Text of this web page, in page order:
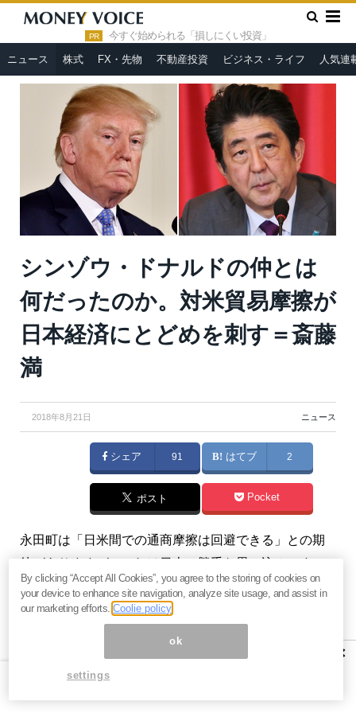
PR 今すぐ始められる「損しにくい投資」
ニュース 株式 FX・先物 不動産投資 ビジネス・ライフ 人気連
HOME » ニュース »
シンゾウ・ドナルドの仲とは何だったの
か。対米貿易摩擦が日本経済にとどめを刺す＝斎藤満
シンゾウ・ドナルドの仲とは
何だったのか。対米貿易摩擦が
日本経済にとどめを刺す＝斎藤
満
2018年8月21日 ニュース
シェア 91 はてブ 2
ポスト Pocket
永田町は「日米間での通商摩擦は回避できる」との期
待がありますが、これは日本の勝手な思い込みです。
トランプ政権は日米通商協議に厳しく当たってきてい
ます。（『マンさんの経済あらかると
マンさんの経済あらかると ×
By clicking “Accept All Cookies”, you agree to the storing of cookies on
your device to enhance site navigation, analyze site usage, and assist in
our marketing efforts.Coolie policy
ok
settings